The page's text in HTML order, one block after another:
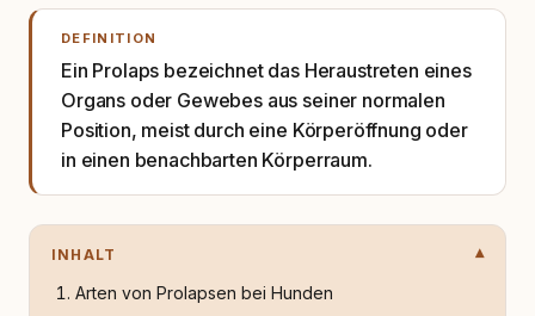
DEFINITION
Ein Prolaps bezeichnet das Heraustreten eines
Organs oder Gewebes aus seiner normalen
Position, meist durch eine Körperöffnung oder
in einen benachbarten Körperraum.
INHALT
Arten von Prolapsen bei Hunden